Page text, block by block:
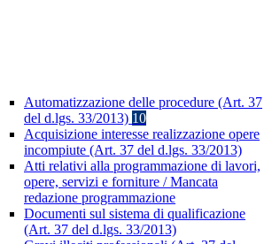
Automatizzazione delle procedure (Art. 37
del d.lgs. 33/2013) 10
Acquisizione interesse realizzazione opere
incompiute (Art. 37 del d.lgs. 33/2013)
Atti relativi alla programmazione di lavori,
opere, servizi e forniture / Mancata
redazione programmazione
Documenti sul sistema di qualificazione
(Art. 37 del d.lgs. 33/2013)